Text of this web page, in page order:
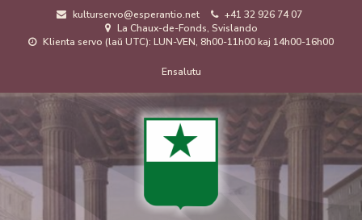
kulturservo@esperantio.net
+41 32 926 74 07
La Chaux-de-Fonds, Svislando
Klienta servo (laŭ UTC): LUN-VEN, 8h00-11h00 kaj 14h00-16h00
de
uzanto
Ensalutu